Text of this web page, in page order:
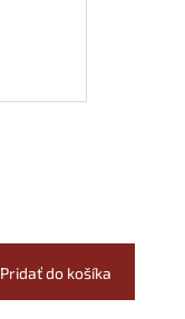
Pridať do košíka